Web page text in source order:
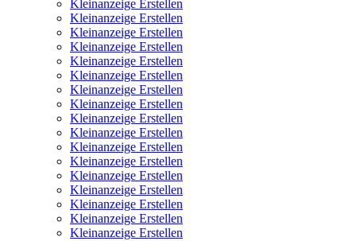
Kleinanzeige Erstellen
Kleinanzeige Erstellen
Kleinanzeige Erstellen
Kleinanzeige Erstellen
Kleinanzeige Erstellen
Kleinanzeige Erstellen
Kleinanzeige Erstellen
Kleinanzeige Erstellen
Kleinanzeige Erstellen
Kleinanzeige Erstellen
Kleinanzeige Erstellen
Kleinanzeige Erstellen
Kleinanzeige Erstellen
Kleinanzeige Erstellen
Kleinanzeige Erstellen
Kleinanzeige Erstellen
Kleinanzeige Erstellen